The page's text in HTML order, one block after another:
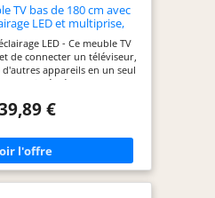
TV bas de 180 cm avec
LED et multiprise,
8 tiroirs en tissu et
table TV industrielle
de 32 à 80 pouces
LED - Ce meuble TV
de connecter un téléviseur,
appareils en un seul
LED intégré assure une
tiroirs - Le meuble TV avec
d'espace pour les
et les objets du quotidien.
de 32–80 pouces - Le
est compatible avec la
€